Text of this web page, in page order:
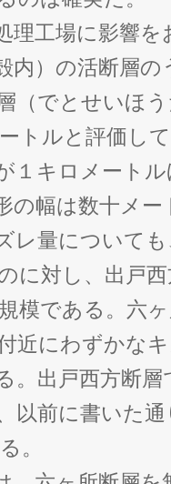
理工場に影響
内）の活断層
（でとせいほ
トルと評価し
１キロメート
の幅は数十メ
レ量について
に対し、出戸
模である。六
近にわずかな
。出戸西方断
以前に書いた
。